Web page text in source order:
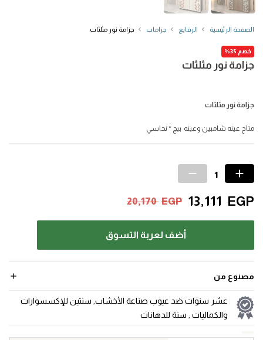
الصفحة الرئيسية الرفايع جزامات جزامة نور مثلثات
جزامة نور مثلثات
خصم 35%
جزامة نور مثلثات
متاح عينه شامبين وعينه بيج * نحاسي
20,170 EGP 13,111 EGP
أضف لعربة التسوق
مصنوع من
عشر سنوات ضد عيوب صناعة الأخشاب, سنتين للإكسسوارات
والكماليات , سنة للدهانات